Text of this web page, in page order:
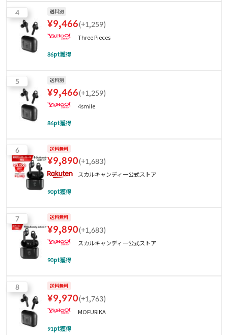
4 送料別
¥9,466(+1,259)
Three Pieces
86pt獲得
5 送料別
¥9,466(+1,259)
4smile
86pt獲得
6 送料無料
¥9,890(+1,683)
スカルキャンディー公式ストア
90pt獲得
7 送料無料
¥9,890(+1,683)
スカルキャンディー公式ストア
90pt獲得
8 送料無料
¥9,970(+1,763)
MOFURIKA
91pt獲得